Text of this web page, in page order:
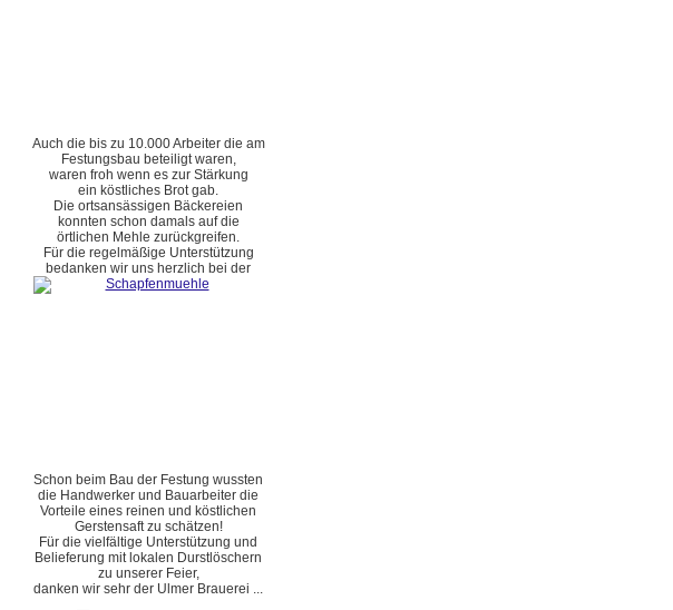
Auch die bis zu 10.000 Arbeiter die am
Festungsbau beteiligt waren,
waren froh wenn es zur Stärkung
ein köstliches Brot gab.
Die ortsansässigen Bäckereien
konnten schon damals auf die
örtlichen Mehle zurückgreifen.
Für die regelmäßige Unterstützung
bedanken wir uns herzlich bei der
Schon beim Bau der Festung wussten
die Handwerker und Bauarbeiter die
Vorteile eines reinen und köstlichen
Gerstensaft zu schätzen!
Für die vielfältige Unterstützung und
Belieferung mit lokalen Durstlöschern
zu unserer Feier,
danken wir sehr der Ulmer Brauerei ...